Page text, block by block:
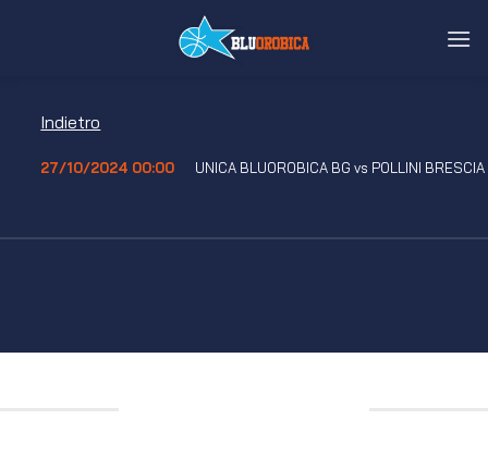
Indietro
27/10/2024 00:00 UNICA BLUOROBICA BG vs POLLINI BRESCIA